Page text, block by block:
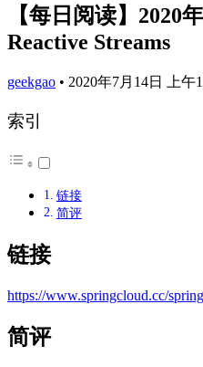
【每日阅读】2020
Reactive Streams
geekgao • 2020年7月14日 上午
索引
链接
简评
链接
https://www.springcloud.cc/
简评